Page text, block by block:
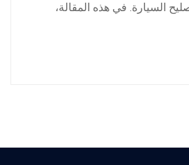
السيارة. في هذه المقالة،